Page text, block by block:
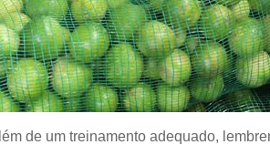
de um treinamento adequado,